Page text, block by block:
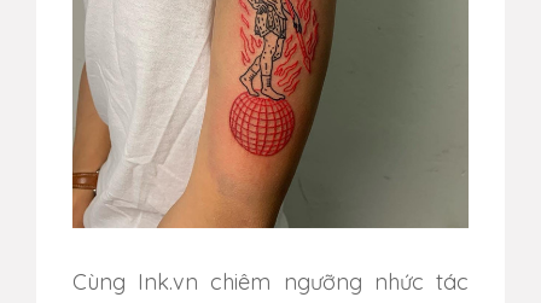
Cùng Ink.vn chiêm ngưỡng nhức tác